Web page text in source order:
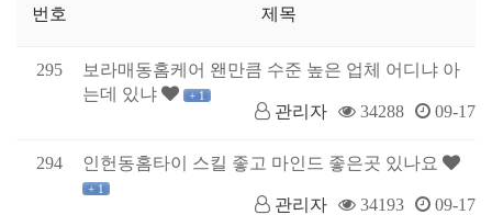
번호 제목
295
보라매동홈케어 왠만큼 수준 높은 업체 어디냐 아
는데 있냐
+ 1
관리자 34288 09-17
294 인헌동홈타이 스킬 좋고 마인드 좋은곳 있나요
+ 1
관리자 34193 09-17